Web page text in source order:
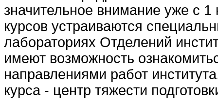
значительное внимание уже с 1
курсов устраиваются
лабораториях Отделений
имеют возможность
направлениями работ
курса - центр тяжести